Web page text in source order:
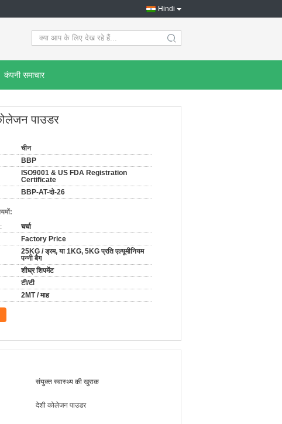
Hindi
search
कंपनी समाचार
पाउडर
चीन
BBP
ISO9001 & US FDA Registration
Certificate
BBP-AT-दो-26
चर्चा
Factory Price
25KG / ड्रम, या 1KG, 5KG प्रति एल्यूमीनियम
पन्नी बैग
शीघ्र शिपमेंट
टी/टी
2MT / माह
संयुक्त स्वास्थ्य की खुराक
देशी कोलेजन पाउडर